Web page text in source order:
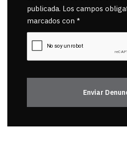
publicada. Los campos
marcados con *
Enviar